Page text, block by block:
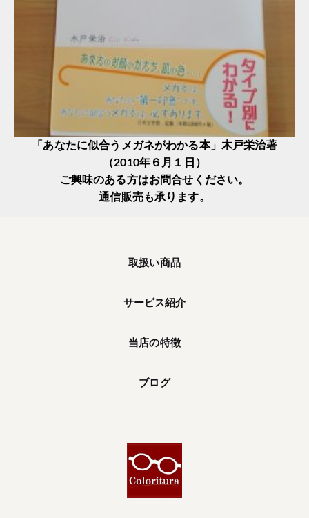
「あなたに似合うメガネがわかる本」木戸栄治著
（2010年６月１日）
ご興味のある方はお問合せください。
通信販売も承ります。
取扱い商品
サービス紹介
当店の特徴
ブログ